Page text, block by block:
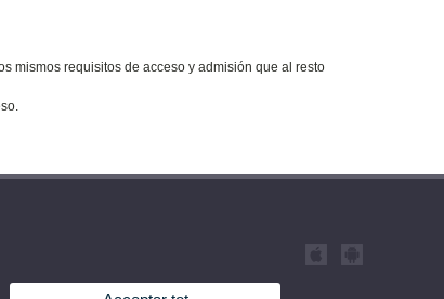
mismos requisitos de acceso y admisión que al resto